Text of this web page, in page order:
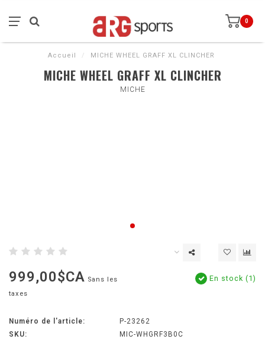
0
Accueil / MICHE WHEEL GRAFF XL CLINCHER
MICHE WHEEL GRAFF XL CLINCHER
MICHE
999,00$CA Sans les
taxes
En stock (1)
Numéro de l'article:
P-23262
SKU:
MIC-WHGRF3B0C